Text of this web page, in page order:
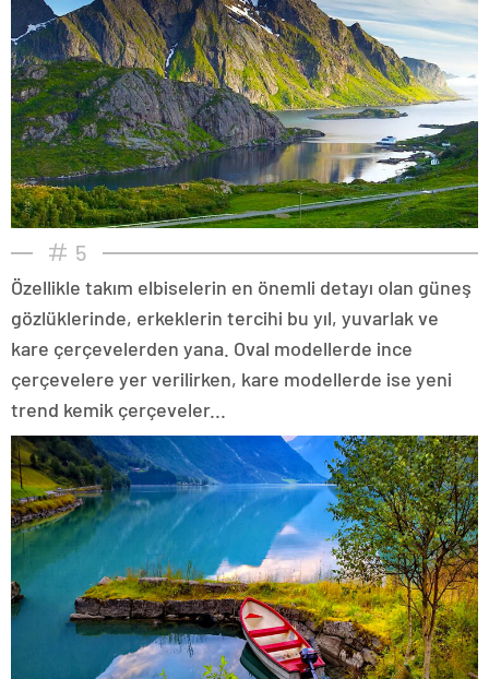
5
Özellikle takım elbiselerin en önemli detayı olan güneş
gözlüklerinde, erkeklerin tercihi bu yıl, yuvarlak ve
kare çerçevelerden yana. Oval modellerde ince
çerçevelere yer verilirken, kare modellerde ise yeni
trend kemik çerçeveler...